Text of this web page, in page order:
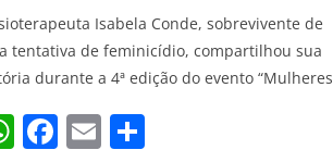
Isabela Conde, sobrevivente de
tentativa de feminicídio, compartilhou sua
durante a 4ª edição do evento “Mulheres
W F E S